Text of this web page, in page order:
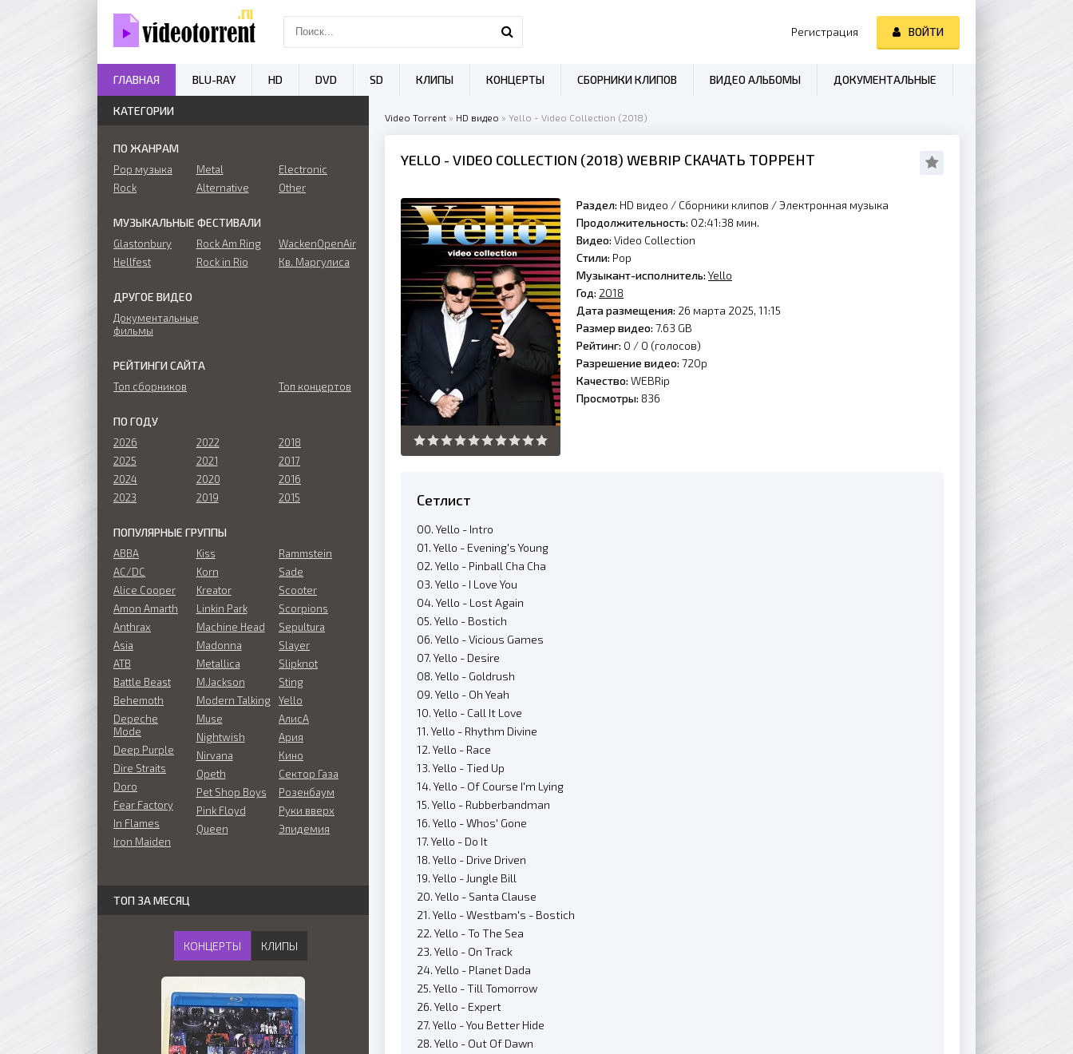
Video Torrent » HD видео » Yello - Video Collection (2018)
YELLO - VIDEO COLLECTION (2018) WEBRIP СКАЧАТЬ ТОРРЕНТ
Раздел: HD видео / Сборники клипов /Электронная музыка
Продолжительность: 02:41:38 мин.
Видео: Video Collection
Стили: Pop
Музыкант-исполнитель: Yello
Год: 2018
Дата размещения: 26 марта 2025, 11:15
Размер видео: 7.63 GB
Рейтинг: 0 / 0 (голосов)
Разрешение видео: 720p
Качество: WEBRip
Просмотры: 836
Сетлист
00. Yello - Intro
01. Yello - Evening's Young
02. Yello - Pinball Cha Cha
03. Yello - I Love You
04. Yello - Lost Again
05. Yello - Bostich
06. Yello - Vicious Games
07. Yello - Desire
08. Yello - Goldrush
09. Yello - Oh Yeah
10. Yello - Call It Love
11. Yello - Rhythm Divine
12. Yello - Race
13. Yello - Tied Up
14. Yello - Of Course I'm Lying
15. Yello - Rubberbandman
16. Yello - Whos' Gone
17. Yello - Do It
18. Yello - Drive Driven
19. Yello - Jungle Bill
20. Yello - Santa Clause
21. Yello - Westbam's - Bostich
22. Yello - To The Sea
23. Yello - On Track
24. Yello - Planet Dada
25. Yello - Till Tomorrow
26. Yello - Expert
27. Yello - You Better Hide
28. Yello - Out Of Dawn
КАТЕГОРИИ
ПО ЖАНРАМ
Pop музыка
Rock
Metal
Alternative
Electronic
Other
МУЗЫКАЛЬНЫЕ ФЕСТИВАЛИ
Glastonbury
Hellfest
Rock Am Ring
Rock in Rio
WackenOpenAir
Кв. Маргулиса
ДРУГОЕ ВИДЕО
Документальные
фильмы
РЕЙТИНГИ САЙТА
Топ сборников Топ концертов
ПО ГОДУ
2026
2025
2024
2023
2022
2021
2020
2019
2018
2017
2016
2015
ПОПУЛЯРНЫЕ ГРУППЫ
ABBA
AC/DC
Alice Cooper
Amon Amarth
Anthrax
Asia
ATB
Battle Beast
Behemoth
Depeche
Mode
Deep Purple
Dire Straits
Doro
Fear Factory
In Flames
Iron Maiden
Kiss
Korn
Kreator
Linkin Park
Machine Head
Madonna
Metallica
M.Jackson
Modern Talking
Muse
Nightwish
Nirvana
Opeth
Pet Shop Boys
Pink Floyd
Queen
Rammstein
Sade
Scooter
Scorpions
Sepultura
Slayer
Slipknot
Sting
Yello
АлисА
Ария
Кино
Сектор Газа
Розенбаум
Руки вверх
Эпидемия
ТОП ЗА МЕСЯЦ
КОНЦЕРТЫ КЛИПЫ
Регистрация ВОЙТИ
ГЛАВНАЯ BLU-RAY HD DVD SD КЛИПЫ КОНЦЕРТЫ СБОРНИКИ КЛИПОВ ВИДЕО АЛЬБОМЫ ДОКУМЕНТАЛЬНЫЕ